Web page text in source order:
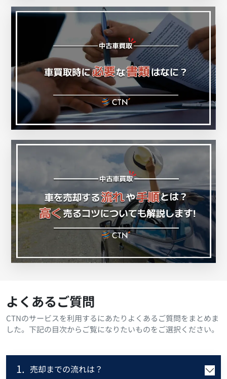
よくあるご質問
CTNのサービスを利用するにあたりよくあるご質問をまとめま
した。下記の目次からご覧になりたいものをご選択ください。
1. 売却までの流れは？